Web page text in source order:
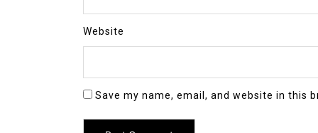
Website
Save my name, email, and website in this